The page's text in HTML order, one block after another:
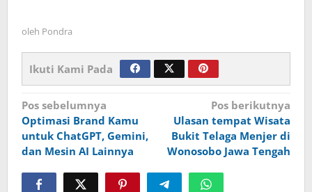
oleh Pondra
Ikuti Kami Pada
Navigasi
pos
Pos sebelumnya
Optimasi Brand Kamu
untuk ChatGPT, Gemini,
dan Mesin AI Lainnya
Pos berikutnya
Ulasan tempat Wisata
Bukit Telaga Menjer di
Wonosobo Jawa Tengah